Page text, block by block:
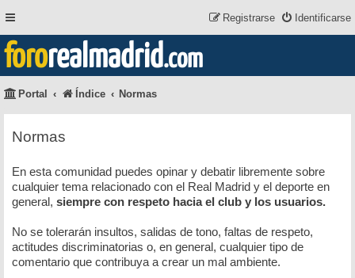
Identificarse
Registrarse
fororealmadrid.com
Portal Índice Normas
Normas
En esta comunidad puedes opinar y debatir libremente sobre
cualquier tema relacionado con el Real Madrid y el deporte en
general, siempre con respeto hacia el club y los usuarios.
No se tolerarán insultos, salidas de tono, faltas de respeto,
actitudes discriminatorias o, en general, cualquier tipo de
comentario que contribuya a crear un mal ambiente.